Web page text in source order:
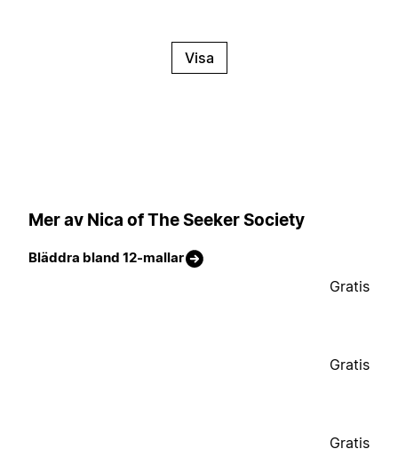
Visa
Mer av Nica of The Seeker Society
Bläddra bland 12-mallar
Gratis
Gratis
Gratis